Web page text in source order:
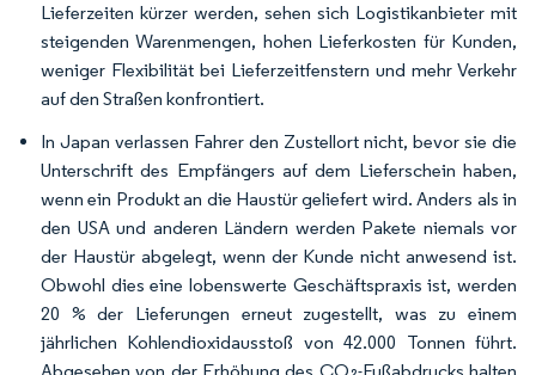
Lieferzeiten kürzer werden, sehen sich Logistikanbieter mit
steigenden Warenmengen, hohen Lieferkosten für Kunden,
weniger Flexibilität bei Lieferzeitfenstern und mehr Verkehr
auf den Straßen konfrontiert.
In Japan verlassen Fahrer den Zustellort nicht, bevor sie die
Unterschrift des Empfängers auf dem Lieferschein haben,
wenn ein Produkt an die Haustür geliefert wird. Anders als in
den USA und anderen Ländern werden Pakete niemals vor
der Haustür abgelegt, wenn der Kunde nicht anwesend ist.
Obwohl dies eine lobenswerte Geschäftspraxis ist, werden
20 % der Lieferungen erneut zugestellt, was zu einem
jährlichen Kohlendioxidausstoß von 42.000 Tonnen führt.